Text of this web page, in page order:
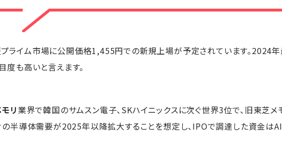
ライム市場に公開価格1,455円での新規上場が予定されています。2024
度も高いと言えます。
リ業界で韓国のサムスン電子、SKハイニックスに次ぐ世界3位で、旧東芝
半導体需要が2025年以降拡大することを想定し、IPOで調達した資金は